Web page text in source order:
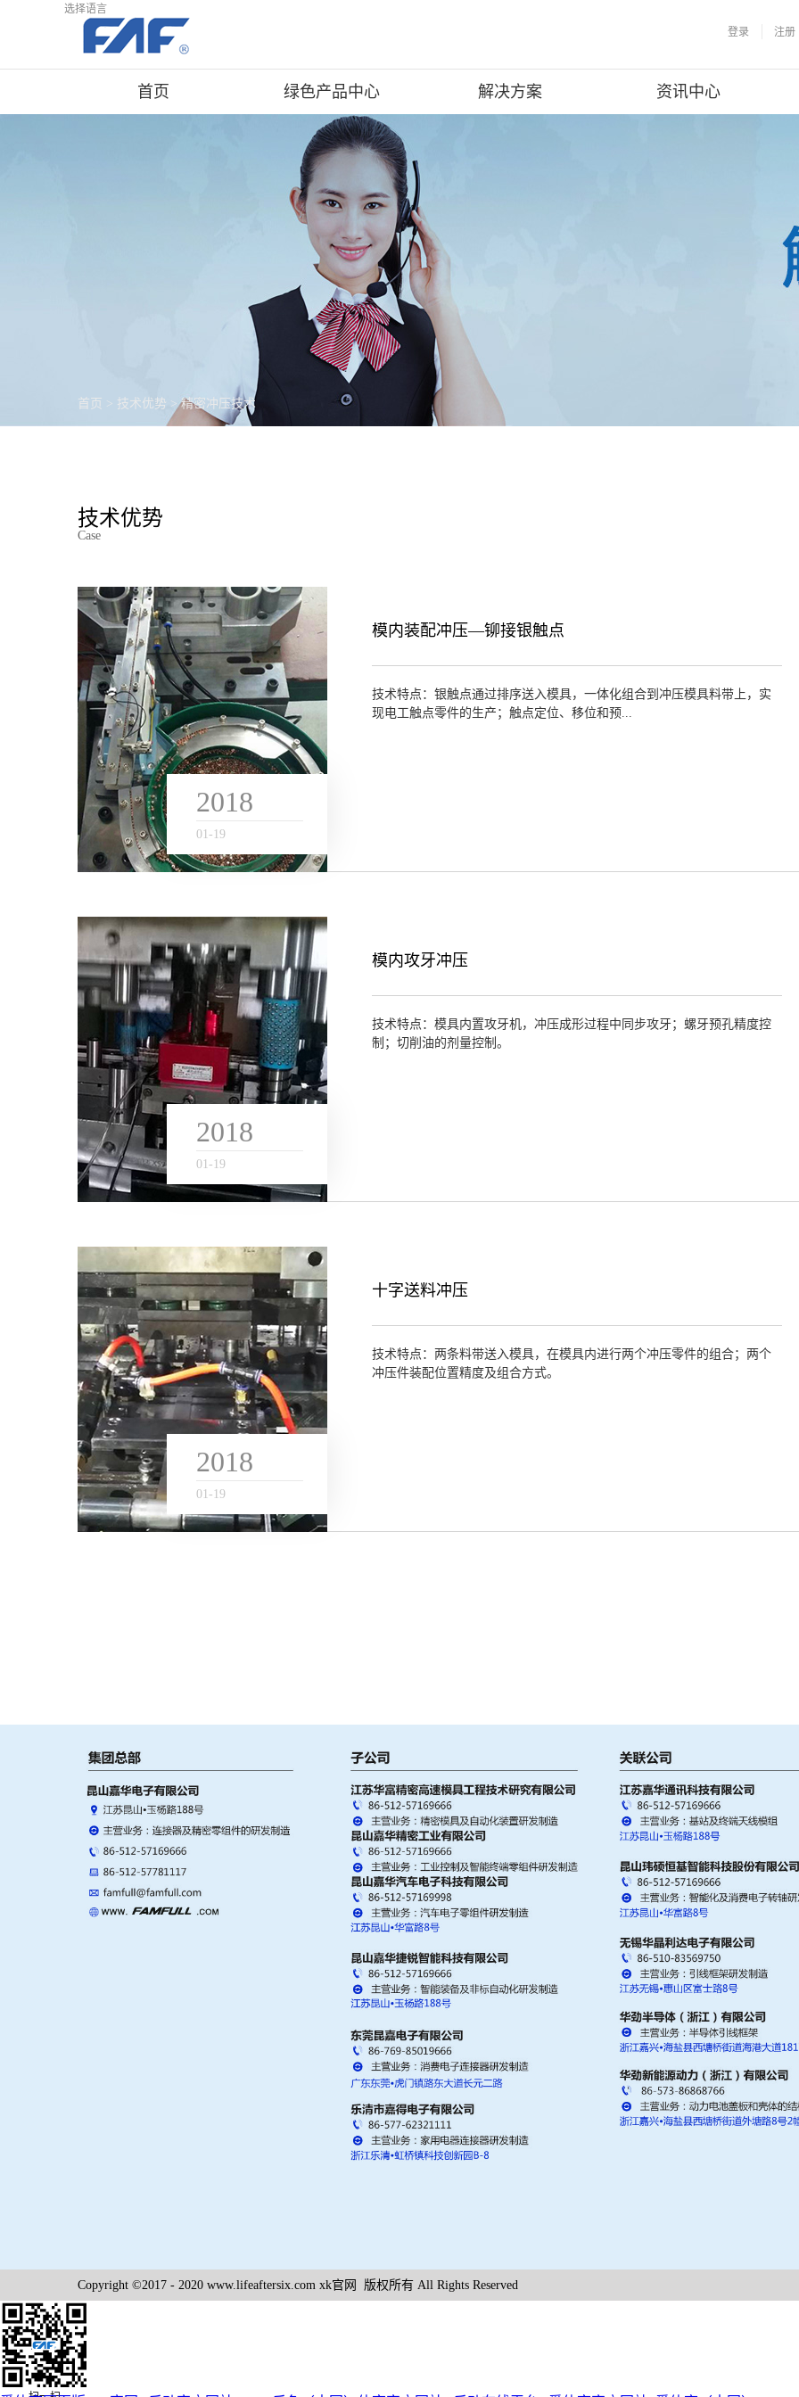
登录 注册
选择语言
首页 绿色产品中心 解决方案 资讯中心
首页 > 技术优势 > 精密冲压技术
技术优势
Case
2018
01- 19
模内装配冲压—铆接银触点
技术特点：银触点通过排序送入模具，一体化组合到冲压模具料带上，实
现电工触点零件的生产；触点定位、移位和预...
2018
01- 19
模内攻牙冲压
技术特点：模具内置攻牙机，冲压成形过程中同步攻牙；螺牙预孔精度控
制；切削油的剂量控制。
2018
01- 19
十字送料冲压
技术特点：两条料带送入模具，在模具内进行两个冲压零件的组合；两个
冲压件装配位置精度及组合方式。
Copyright ©2017 - 2020 www.lifeaftersix.com xk官网 版权所有 All Rights Reserved